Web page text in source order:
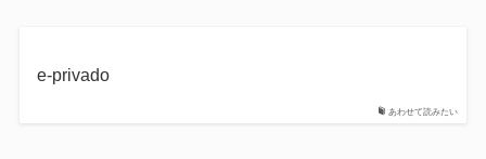
あわせて読みたい
e-privado